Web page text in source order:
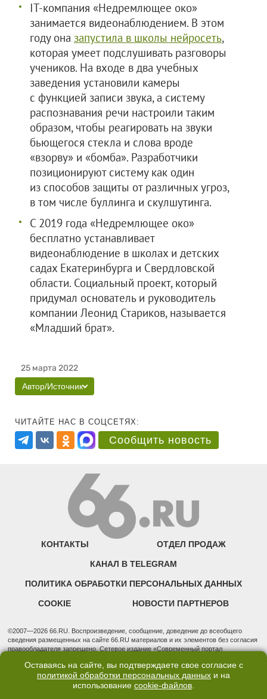
IT-компания «Недремлющее око»
занимается видеонаблюдением. В этом
году она запустила в школы нейросеть,
которая умеет подслушивать разговоры
учеников. На входе в два учебных
заведения установили камеры
с функцией записи звука, а систему
распознавания речи настроили таким
образом, чтобы реагировать на звуки
бьющегося стекла и слова вроде
«взорву» и «бомба». Разработчики
позиционируют систему как один
из способов защиты от различных угроз,
в том числе буллинга и скулшутинга.
С 2019 года «Недремлющее око»
бесплатно устанавливает
видеонаблюдение в школах и детских
садах Екатеринбурга и Свердловской
области. Социальный проект, который
придумал основатель и руководитель
компании Леонид Стариков, называется
«Младший брат».
25 марта 2022
Автор/Источник
ЧИТАЙТЕ НАС В СОЦСЕТЯХ:
Сообщить новость
КОНТАКТЫ ОТДЕЛ ПРОДАЖ
КАНАЛ В TELEGRAM
ПОЛИТИКА ОБРАБОТКИ ПЕРСОНАЛЬНЫХ ДАННЫХ
COOKIE НОВОСТИ ПАРТНЕРОВ
©2007—2026 66.RU. Воспроизведение, сообщение, доведение до всеобщего
сведения размещенных на сайте 66.RU материалов и их элементов без согласия
правообладателя запрещено. Сетевое издание «Современный портал
надзору в сфере связи, информационных технологий и массовых коммуникаций
(Роскомнадзор). Регистрационный номер ЭЛ № ФС 77 - 76634 от 02.09.2019
Учредитель: Общество с ограниченной ответственностью "66.ру". Юридический
Оставаясь на сайте, вы подтверждаете свое согласие с
политикой обработки персональных данных и на
использование cookie-файлов.